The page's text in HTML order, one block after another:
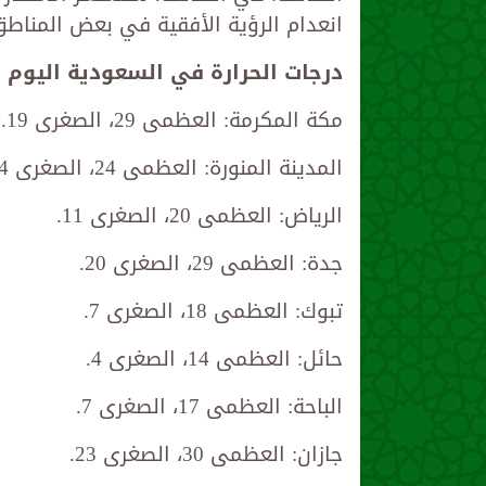
انعدام الرؤية الأفقية في بعض
درجات الحرارة في السعودية اليوم
مكة المكرمة: العظمى 29، الصغرى 19.
المدينة المنورة: العظمى 24، الصغرى 14.
الرياض: العظمى 20، الصغرى 11.
جدة: العظمى 29، الصغرى 20.
تبوك: العظمى 18، الصغرى 7.
حائل: العظمى 14، الصغرى 4.
الباحة: العظمى 17، الصغرى 7.
جازان: العظمى 30، الصغرى 23.